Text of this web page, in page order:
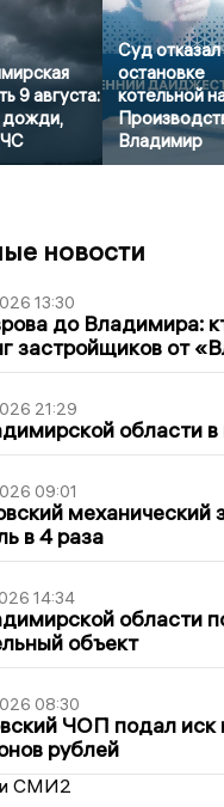
9 августа:
дожди,
Суд отказал
остановке
котельной
Владимир
новости
13:30
до Владимира:
застройщиков от
21:29
области
09:01
механический
в 4 раза
14:34
области
объект
08:30
ЧОП подал иск
рублей
СМИ2